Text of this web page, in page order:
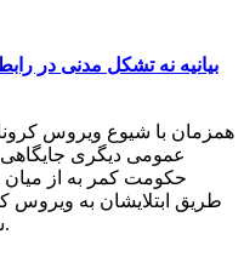
بیانیه نه تشکل مدنی در
همزمان با شیوع ویروس
عمومی دیگری
حکومت کمر به از میان
طریق ابتلایشان به ویروس
سیاسی را با ویروس کرونا کشتار کنند.